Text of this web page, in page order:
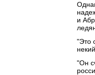
и
"Это
"Он